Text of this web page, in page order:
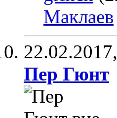
Маклаев
22.02.2017,
Пер Гюнт